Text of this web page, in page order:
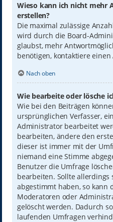
Wieso kann ich nicht mehr
erstellen?
Die maximal zulässige
wird durch die Board-
glaubst, mehr
benötigen, kontaktiere
Nach oben
Wie bearbeite oder lösche
Wie bei den Beiträgen
ursprünglichen Verfasser,
Administrator bearbeitet
bearbeiten, ändere den
dieser ist immer mit der
niemand eine Stimme
Benutzer die Umfrage
bearbeiten. Sollte allerdings
abgestimmt haben, so kann
Moderatoren oder
gelöscht werden. Dadurch
laufenden Umfragen